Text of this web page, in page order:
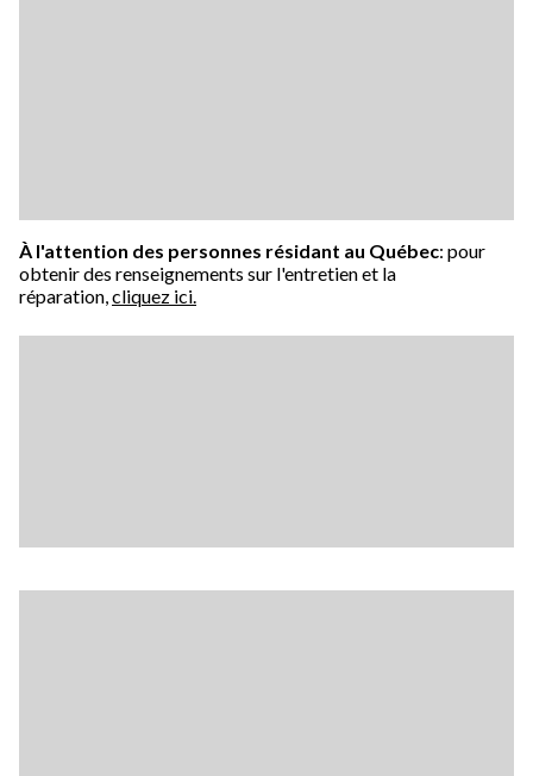
À l'attention des personnes résidant au Québec: pour
obtenir des renseignements sur l'entretien et la
réparation,cliquez ici.